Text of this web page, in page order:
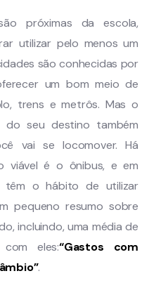
próximas da escola,
utilizar pelo menos um
são conhecidas por
um bom meio de
trens e metrôs. Mas o
seu destino também
vai se locomover. Há
viável é o ônibus, e em
têm o hábito de utilizar
pequeno resumo sobre
incluindo, uma média de
eles:“Gastos com
.